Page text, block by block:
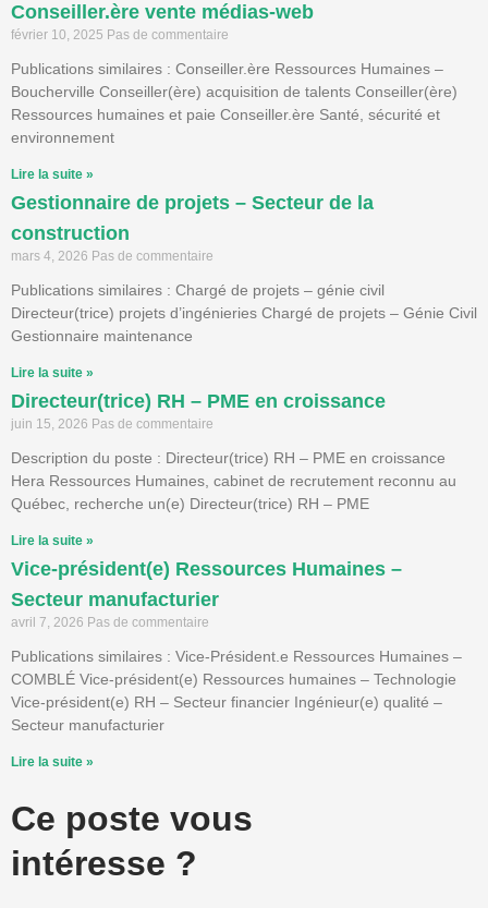
Conseiller.ère vente médias-web
février 10, 2025 Pas de commentaire
Publications similaires : Conseiller.ère Ressources Humaines –
Boucherville Conseiller(ère) acquisition de talents Conseiller(ère)
Ressources humaines et paie Conseiller.ère Santé, sécurité et
environnement
Lire la suite »
Gestionnaire de projets – Secteur de la
construction
mars 4, 2026 Pas de commentaire
Publications similaires : Chargé de projets – génie civil
Directeur(trice) projets d’ingénieries Chargé de projets – Génie Civil
Gestionnaire maintenance
Lire la suite »
Directeur(trice) RH – PME en croissance
juin 15, 2026 Pas de commentaire
Description du poste : Directeur(trice) RH – PME en croissance
Hera Ressources Humaines, cabinet de recrutement reconnu au
Québec, recherche un(e) Directeur(trice) RH – PME
Lire la suite »
Vice-président(e) Ressources Humaines –
Secteur manufacturier
avril 7, 2026 Pas de commentaire
Publications similaires : Vice-Président.e Ressources Humaines –
COMBLÉ Vice-président(e) Ressources humaines – Technologie
Vice-président(e) RH – Secteur financier Ingénieur(e) qualité –
Secteur manufacturier
Lire la suite »
Ce poste vous
intéresse ?